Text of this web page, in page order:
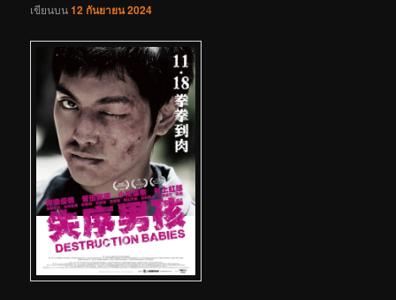
เขียนบน12 กันยายน 2024